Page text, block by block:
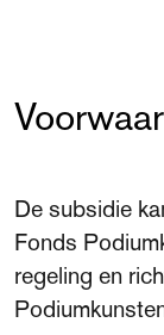
De subsidie
Fonds
regeling en